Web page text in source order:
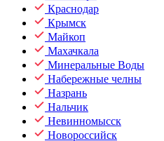
Краснодар
Крымск
Майкоп
Махачкала
Минеральные Воды
Набережные челны
Назрань
Нальчик
Невинномысск
Новороссийск